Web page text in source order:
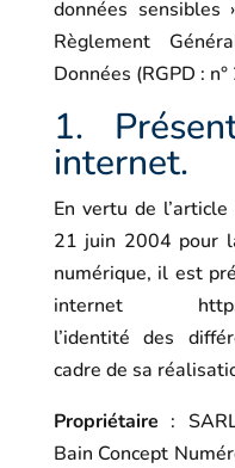
données
Règlement
Données (RGPD :
1.
internet.
En vertu de
21 juin 2004 pour
numérique, il est
internet
l’identité des
cadre de sa
Propriétaire :
Bain Concept